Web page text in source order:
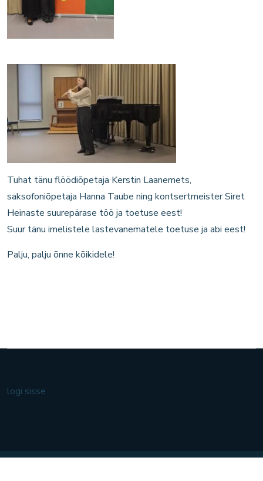
Tuhat tänu flöödiõpetaja Kerstin Laanemets,
saksofoniõpetaja Hanna Taube ning kontsertmeister Siret
Heinaste suurepärase töö ja toetuse eest!
Suur tänu imelistele lastevanematele toetuse ja abi eest!
Palju, palju õnne kõikidele!
logi sisse